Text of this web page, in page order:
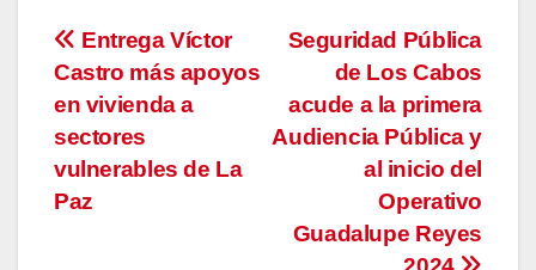
Navegación
de
entradas
Seguridad Pública
de Los Cabos
acude a la primera
Audiencia Pública y
al inicio del
Operativo
Guadalupe Reyes
Entrega Víctor
Castro más apoyos
en vivienda a
sectores
vulnerables de La
Paz